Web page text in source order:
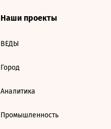
Наши проекты
ВЕДЫ
Город
Аналитика
Промышленность